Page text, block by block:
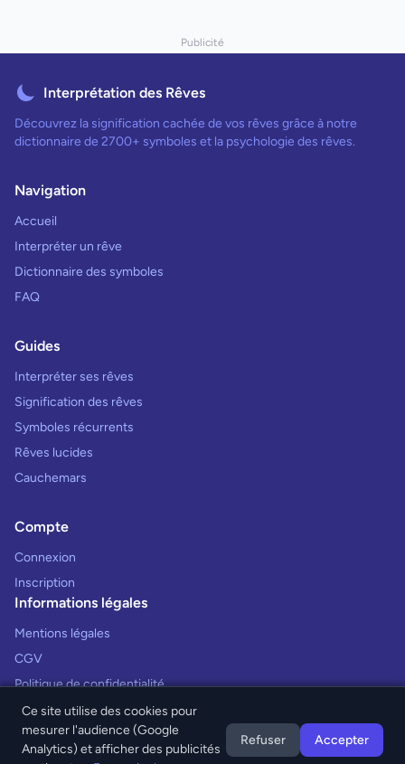
Publicité
Interprétation des Rêves
Découvrez la signification cachée de vos rêves grâce à notre
dictionnaire de 2700+ symboles et la psychologie des rêves.
Navigation
Accueil
Interpréter un rêve
Dictionnaire des symboles
FAQ
Guides
Interpréter ses rêves
Signification des rêves
Symboles récurrents
Rêves lucides
Cauchemars
Compte
Connexion
Inscription
Informations légales
Mentions légales
CGV
Politique de confidentialité
© 2026 Interprétation des Rêves. Tous droits réservés.
Ce site utilise des cookies pour
mesurer l'audience (Google
Analytics) et afficher des publicités
Refuser Accepter